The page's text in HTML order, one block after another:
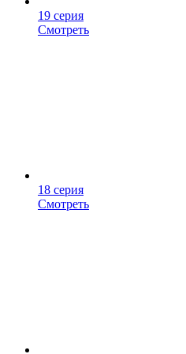
19 серия
Смотреть
18 серия
Смотреть